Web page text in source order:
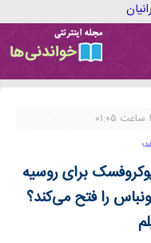
برای روسیه
را فتح می‌کند؟